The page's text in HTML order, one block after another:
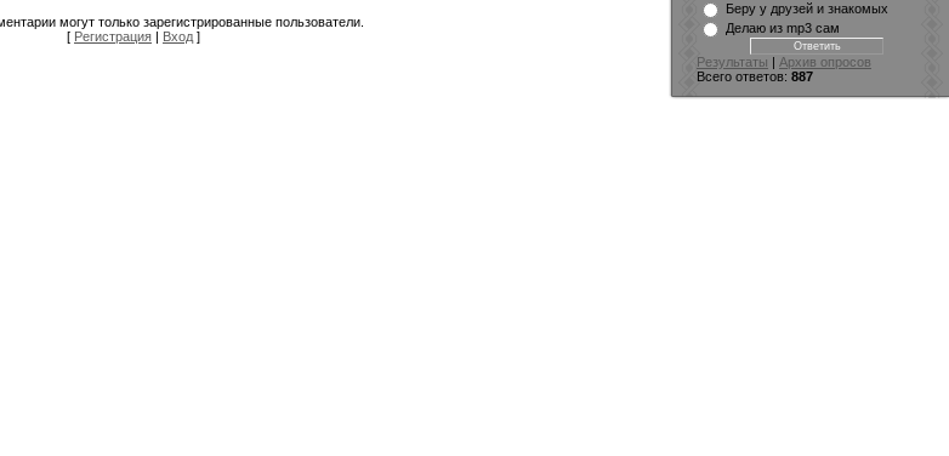
могут только зарегистрированные пользователи.
[ Регистрация | Вход ]
Беру у друзей и знакомых
Делаю из mp3 сам
Результаты | Архив опросов
Всего ответов: 887